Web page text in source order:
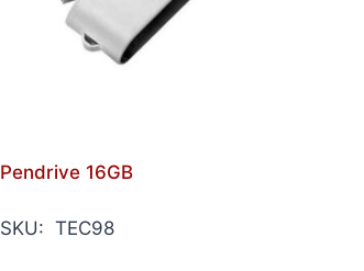
Pendrive 16GB
SKU: TEC98